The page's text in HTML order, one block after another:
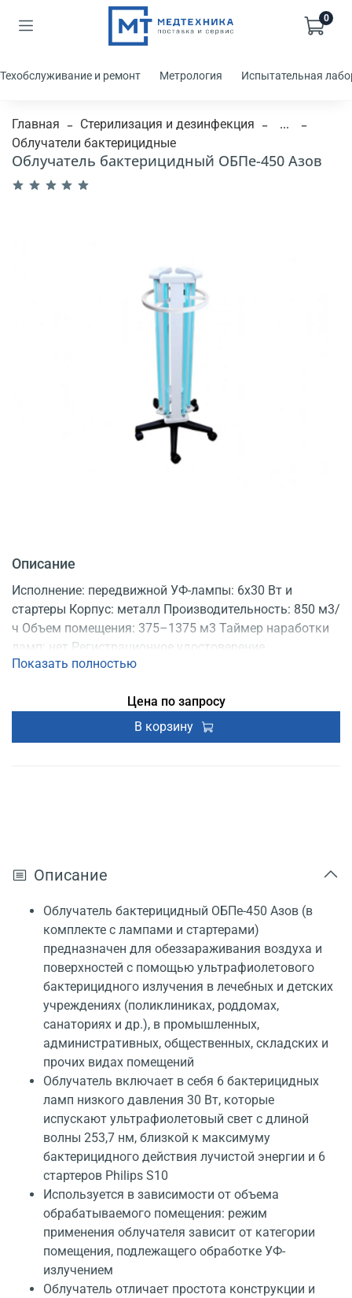
0
Техобслуживание и ремонт Метрология Испытательная
Главная Стерилизация и дезинфекция
...
Облучатели бактерицидные
Облучатель бактерицидный ОБПе-450 Азов
Описание
Исполнение: передвижной УФ-лампы: 6x30 Вт и
стартеры Корпус: металл Производительность: 850 м3/
ч Объем помещения: 375–1375 м3 Таймер наработки
ламп: нет Регистрационное удостоверение
Показать полностью
Цена по запросу
В корзину
Описание
Облучатель бактерицидный ОБПе-450 Азов (в
комплекте с лампами и стартерами)
предназначен для обеззараживания воздуха и
поверхностей с помощью ультрафиолетового
бактерицидного излучения в лечебных и детских
учреждениях (поликлиниках, роддомах,
санаториях и др.), в промышленных,
административных, общественных, складских и
прочих видах помещений
Облучатель включает в себя 6 бактерицидных
ламп низкого давления 30 Вт, которые
испускают ультрафиолетовый свет с длиной
волны 253,7 нм, близкой к максимуму
бактерицидного действия лучистой энергии и 6
стартеров Philips S10
Используется в зависимости от объема
обрабатываемого помещения: режим
применения облучателя зависит от категории
помещения, подлежащего обработке УФ-
излучением
Облучатель отличает простота конструкции и